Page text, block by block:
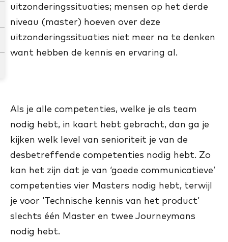
uitzonderingssituaties; mensen op het derde
niveau (master) hoeven over deze
uitzonderingssituaties niet meer na te denken
want hebben de kennis en ervaring al.
Als je alle competenties, welke je als team
nodig hebt, in kaart hebt gebracht, dan ga je
kijken welk level van senioriteit je van de
desbetreffende competenties nodig hebt. Zo
kan het zijn dat je van ‘goede communicatieve’
competenties vier Masters nodig hebt, terwijl
je voor ‘Technische kennis van het product’
slechts één Master en twee Journeymans
nodig hebt.